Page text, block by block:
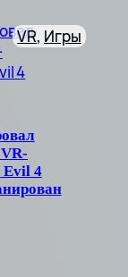
Evil 4
VR, Игры